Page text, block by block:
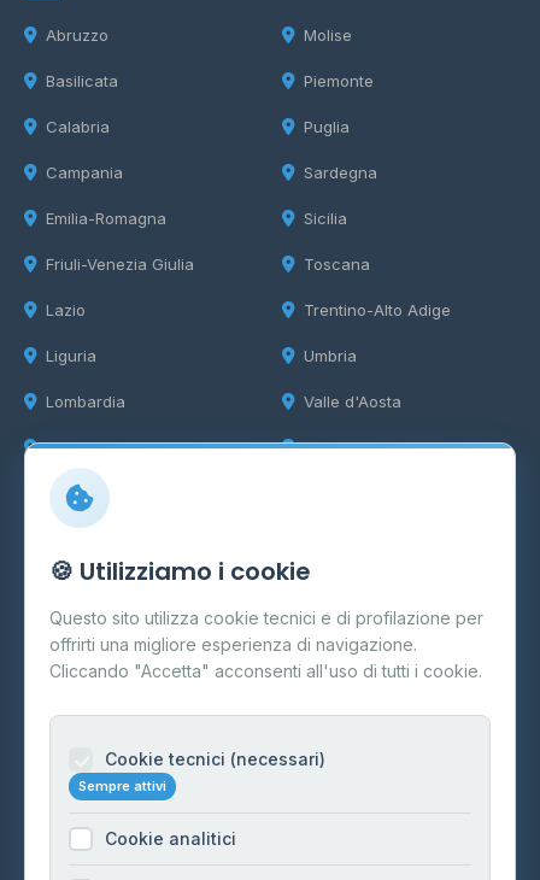
Abruzzo
Basilicata
Calabria
Campania
Emilia-Romagna
Friuli-Venezia Giulia
Lazio
Liguria
Lombardia
Marche
Molise
Piemonte
Puglia
Sardegna
Sicilia
Toscana
Trentino-Alto Adige
Umbria
Valle d'Aosta
Veneto
Info
Cos'è il GPL
FAQ
Contatti
Informazioni legali
Cookie Policy
🍪 Utilizziamo i cookie
Questo sito utilizza cookie tecnici e di profilazione per
offrirti una migliore esperienza di navigazione.
Cliccando "Accetta" acconsenti all'uso di tutti i cookie.
Cookie tecnici (necessari)
Sempre attivi
Cookie analitici